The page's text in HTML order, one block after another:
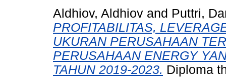
Aldhiov, Aldhiov and Puttri,
PROFITABILITAS,
UKURAN PERUSAHAAN
PERUSAHAAN ENERGY
TAHUN 2019-2023. Diploma